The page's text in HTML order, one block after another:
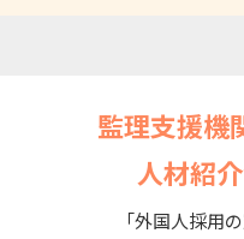
監理支援機
人材紹
「外国人採用